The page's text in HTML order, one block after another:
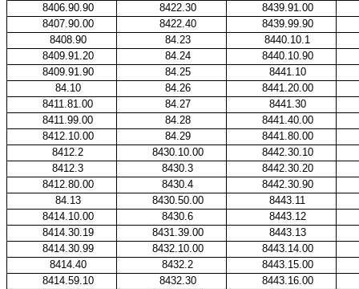
8406.90.90
8422.30
8439.91.00
8407.90.00
8422.40
8439.99.90
8408.90
84.23
8440.10.1
8409.91.20
84.24
8440.10.90
8409.91.90
84.25
8441.10
84.10
84.26
8441.20.00
8411.81.00
84.27
8441.30
8411.99.00
84.28
8441.40.00
8412.10.00
84.29
8441.80.00
8412.2
8430.10.00
8442.30.10
8412.3
8430.3
8442.30.20
8412.80.00
8430.4
8442.30.90
84.13
8430.50.00
8443.11
8414.10.00
8430.6
8443.12
8414.30.19
8431.39.00
8443.13
8414.30.99
8432.10.00
8443.14.00
8414.40
8432.2
8443.15.00
8414.59.10
8432.30
8443.16.00